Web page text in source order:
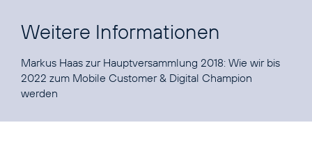
Weitere Informationen
Markus Haas zur Hauptversammlung 2018: Wie wir bis
2022 zum Mobile Customer & Digital Champion
werden